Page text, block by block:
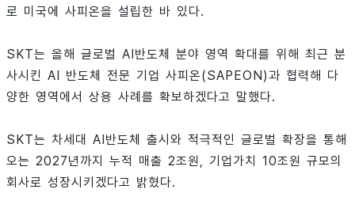
로 미국에 사피온을 설립한 바 있다.
SKT는 올해 글로벌 AI반도체 분야 영역 확대를 위해 최근 분
사시킨 AI 반도체 전문 기업 사피온(SAPEON)과 협력해 다
양한 영역에서 상용 사례를 확보하겠다고 말했다.
SKT는 차세대 AI반도체 출시와 적극적인 글로벌 확장을 통해
오는 2027년까지 누적 매출 2조원, 기업가치 10조원 규모의
회사로 성장시키겠다고 밝혔다.